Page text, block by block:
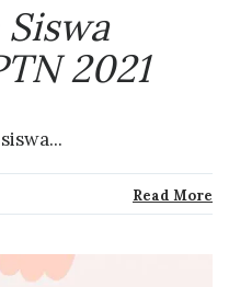
2021
Read More